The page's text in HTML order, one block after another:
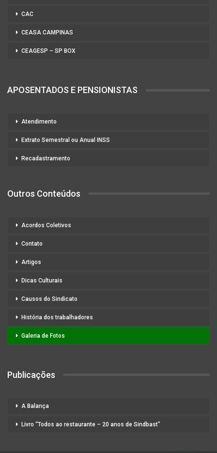
CAC
CEASA CAMPINAS
CEAGESP – SP BOX
APOSENTADOS E PENSIONISTAS
Atendimento
Extrato Semestral ou Anual INSS
Recadastramento
Outros Conteúdos
Acordos Coletivos
Contato
Artigos
Dicas Culturais
Causos do Sindicato
História dos trabalhadores
Galeria de Fotos
Publicações
A Balança
Livro “Todos ao restaurante – 20 anos de Sindbast”